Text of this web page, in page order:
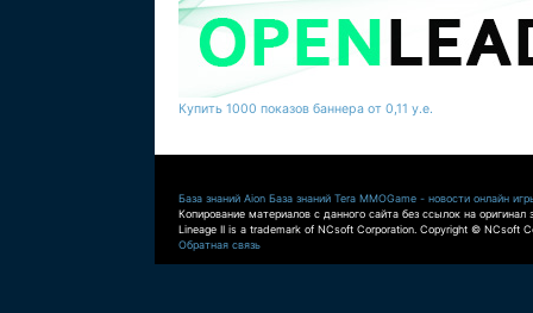
Купить 1000 показов баннера от 0,11 у.е.
База знаний Aion База знаний Tera MMOGame - новости онлайн
Копирование материалов с данного сайта без ссылок на оригинал
Lineage II is a trademark of NCsoft Corporation. Copyright © NCsoft
Обратная связь